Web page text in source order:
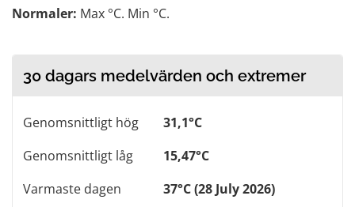
Normaler: Max °C. Min °C.
30 dagars medelvärden och extremer
Genomsnittligt hög
31,1°C
Genomsnittligt låg
15,47°C
Varmaste dagen
37°C (28 July 2026)